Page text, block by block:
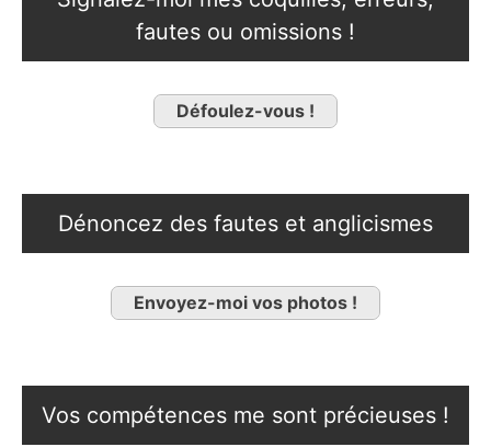
fautes ou omissions !
Défoulez-vous !
Dénoncez des fautes et anglicismes
Envoyez-moi vos photos !
Vos compétences me sont précieuses !